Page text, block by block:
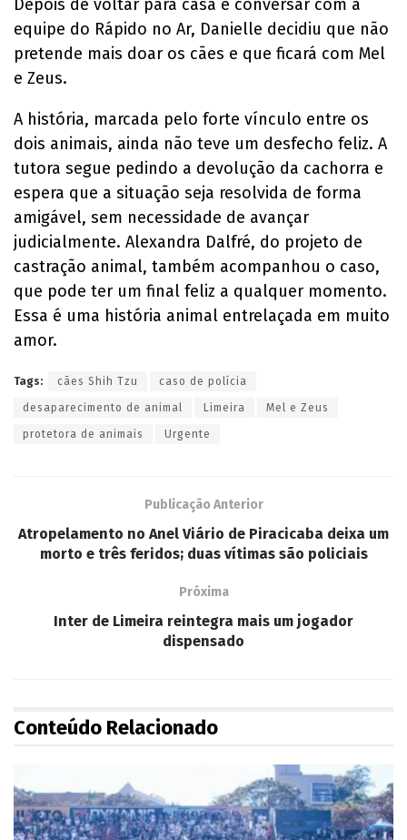
Depois de voltar para casa e conversar com a
equipe do Rápido no Ar, Danielle decidiu que não
pretende mais doar os cães e que ficará com Mel
e Zeus.
A história, marcada pelo forte vínculo entre os
dois animais, ainda não teve um desfecho feliz. A
tutora segue pedindo a devolução da cachorra e
espera que a situação seja resolvida de forma
amigável, sem necessidade de avançar
judicialmente. Alexandra Dalfré, do projeto de
castração animal, também acompanhou o caso,
que pode ter um final feliz a qualquer momento.
Essa é uma história animal entrelaçada em muito
amor.
Tags: cães Shih Tzu caso de polícia
desaparecimento de animal Limeira Mel e Zeus
protetora de animais Urgente
Publicação Anterior
Atropelamento no Anel Viário de Piracicaba deixa um
morto e três feridos; duas vítimas são policiais
Próxima
Inter de Limeira reintegra mais um jogador
dispensado
Conteúdo Relacionado